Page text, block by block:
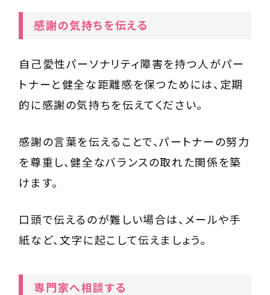
感謝の気持ちを伝える
自己愛性パーソナリティ障害を持つ人がパー
トナーと健全な距離感を保つためには、定期
的に感謝の気持ちを伝えてください。
感謝の言葉を伝えることで、パートナーの努力
を尊重し、健全なバランスの取れた関係を築
けます。
口頭で伝えるのが難しい場合は、メールや手
紙など、文字に起こして伝えましょう。
専門家へ相談する